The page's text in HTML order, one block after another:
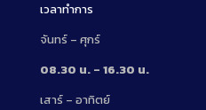
เวลาทำการ
จันทร์ – ศุกร์
08.30 น. – 16.30 น.
เสาร์ – อาทิตย์